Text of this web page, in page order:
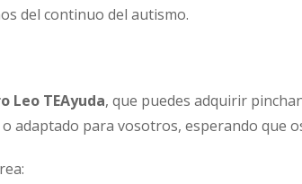
del continuo del autismo.
Leo TEAyuda, que puedes adquirir
adaptado para vosotros, esperando que